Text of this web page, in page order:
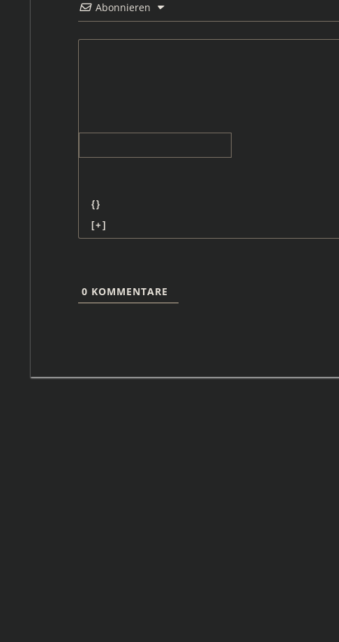
Abonnieren
{}
[+]
0 KOMMENTARE